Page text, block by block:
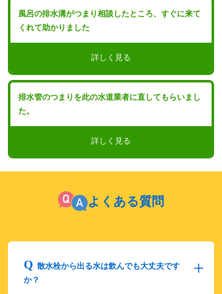
風呂の排水溝がつまり相談したところ、すぐに来て
くれて助かりました
詳しく見る
排水管のつまりを此の水道業者に直してもらいまし
た。
詳しく見る
よくある質問
散水栓から出る水は飲んでも大丈夫です
か？